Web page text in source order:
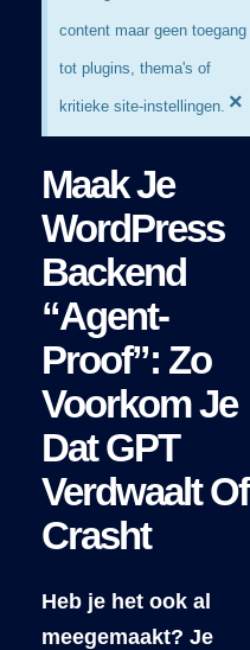
content maar geen toegang
tot plugins, thema's of
kritieke site-instellingen. ​ ×
Maak Je
WordPress
Backend
“Agent-
Proof”: Zo
Voorkom Je
Dat GPT
Verdwaalt Of
Crasht
Heb je het ook al
meegemaakt? Je